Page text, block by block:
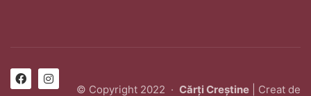
© Copyright 2022 · Cărți Creștine | Creat de